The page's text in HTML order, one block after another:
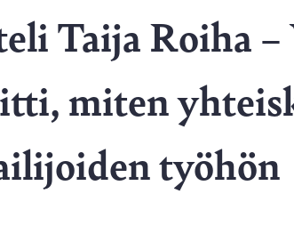
Taija Roiha
miten
työhön